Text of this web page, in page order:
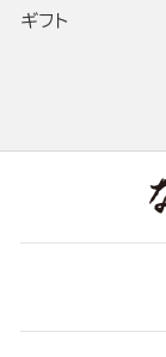
ギフト